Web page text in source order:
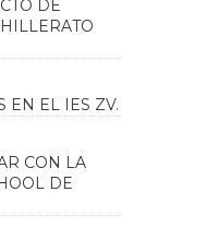
DE
EN EL IES ZV.
CON LA
DE